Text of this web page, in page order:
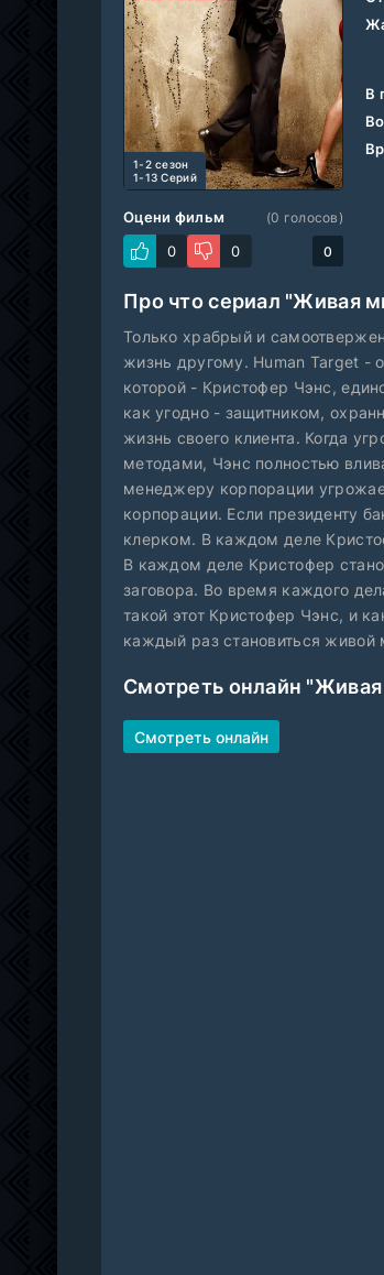
1-2 cезон
1-13 Серий
Оцени фильм
0
0
(0 голосов)
0
В
Про что сериал "Живая
Только храбрый и
жизнь другому. Human Target -
которой - Кристофер Чэнс,
как угодно - защитником,
жизнь своего клиента. Когда
методами, Чэнс полностью
менеджеру корпорации
корпорации. Если президенту
клерком. В каждом деле
В каждом деле Кристофер
заговора. Во время каждого
такой этот Кристофер Чэнс, и
каждый раз становиться живой
Смотреть онлайн
Смотреть онлайн